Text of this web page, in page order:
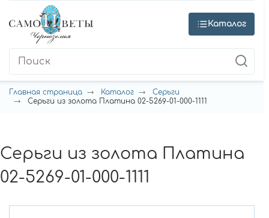
Каталог
Главная страница Каталог
Серьги
Серьги из золота Платина 02-5269-01-000-1111
Серьги из золота Платина
02-5269-01-000-1111